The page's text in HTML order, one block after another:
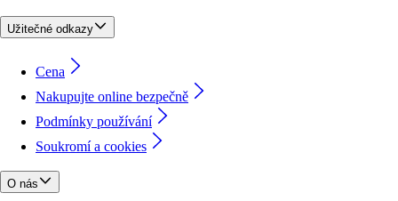
Užitečné odkazy
Cena
Nakupujte online bezpečně
Podmínky používání
Soukromí a cookies
O nás